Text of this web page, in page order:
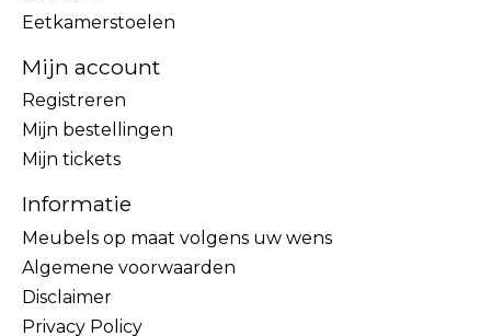
Eetkamerstoelen
Mijn account
Registreren
Mijn bestellingen
Mijn tickets
Informatie
Meubels op maat volgens uw wens
Algemene voorwaarden
Disclaimer
Privacy Policy